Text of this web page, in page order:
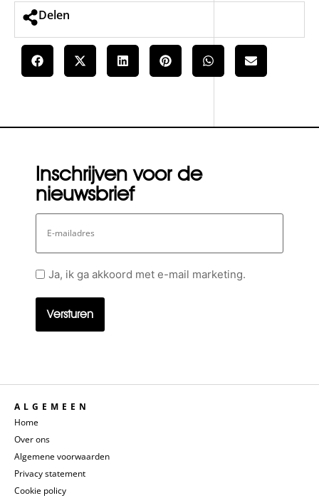
Delen
Inschrijven voor de
nieuwsbrief
E-
mailadres
GeenJa, ik ga akkoord met e-mail marketing.
ALGEMEEN
Home
Over ons
Algemene voorwaarden
Privacy statement
Cookie policy